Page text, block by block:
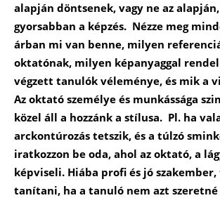
alapján döntsenek, vagy ne az
gyorsabban a képzés. Nézze meg
árban mi van benne, milyen
oktatónak, milyen képanyaggal
végzett tanulók véleménye, és mik a
Az oktató személye és munkássága
közel áll a hozzánk a stílusa. Pl. ha
arckontúrozás tetszik, és a túlzó
iratkozzon be oda, ahol az oktató, a
képviseli. Hiába profi és jó
tanítani, ha a tanuló nem azt